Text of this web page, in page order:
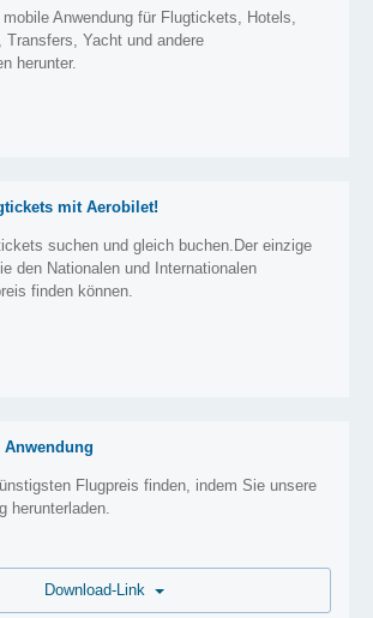
mobile Anwendung für Flugtickets, Hotels,
Transfers, Yacht und andere
herunter.
mit Aerobilet!
suchen und gleich buchen.Der einzige
den Nationalen und Internationalen
finden können.
Flugpreis finden, indem Sie unsere
herunterladen.